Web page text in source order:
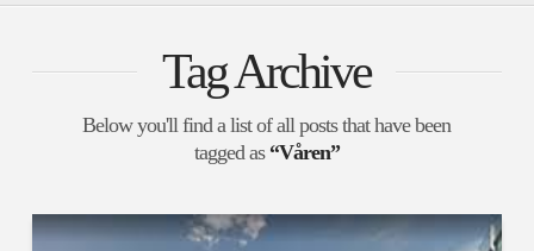
Tag Archive
Below you'll find a list of all posts that have been
tagged as “Våren”